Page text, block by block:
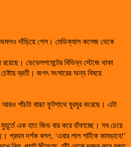
অমলও দাঁড়িয়ে গেল। মেডিক্যাল কলেজ থেকে
ডেভেলপমেন্টের বিভিন্ন স্টেজে থাকা
ব্রতী। জগৎ সংসারের অন্য বিষয়ে
পাঁচটা বাচ্চা ফুটপাথে ঘুরঘুর করেছে। এটা
এক হাত জিভ বার করে হাঁফাচ্ছে। সব চেয়ে
প্রথম দর্শক বলল, ‘এবার লাল শার্টকে কামড়াবে!’